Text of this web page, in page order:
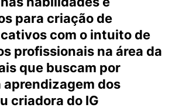
para criação de
com o intuito de
profissionais na área da
que buscam por
aprendizagem dos
criadora do IG